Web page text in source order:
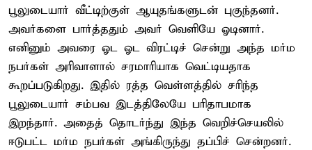
பூலுடையார் வீட்டிற்குள் ஆயுதங்களுடன் புகுந்தனர்.
அவர்களை பார்த்ததும் அவர் வெளியே ஓடினார்.
எனினும் அவரை ஓட ஓட விரட்டிச் சென்று அந்த மர்ம
நபர்கள் அரிவாளால் சரமாரியாக வெட்டியதாக
கூறப்படுகிறது. இதில் ரத்த வெள்ளத்தில் சரிந்த
பூலுடையார் சம்பவ இடத்திலேயே பரிதாபமாக
இறந்தார். அதைத் தொடர்ந்து இந்த வெறிச்செயலில்
ஈடுபட்ட மர்ம நபர்கள் அங்கிருந்து தப்பிச் சென்றனர்.